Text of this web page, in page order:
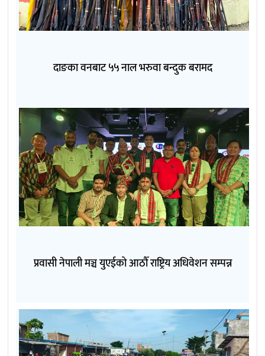
दाङका वनबाट ५५ नाल भरुवा बन्दुक बरामद
प्रवासी नेपाली मञ्च युएईको आठौँ राष्ट्रिय अधिवेशन सम्पन्न